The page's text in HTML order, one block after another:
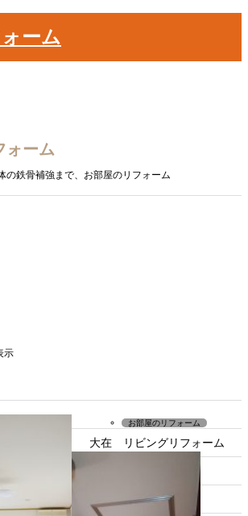
ォーム
の鉄骨補強まで、お部屋のリフォーム
示
お部屋のリフォーム
大在 リビングリフォーム